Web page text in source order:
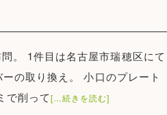
。 1件目は名古屋市瑞穂区にて
の取り換え。 小口のプレート
で削って[…続きを読む]